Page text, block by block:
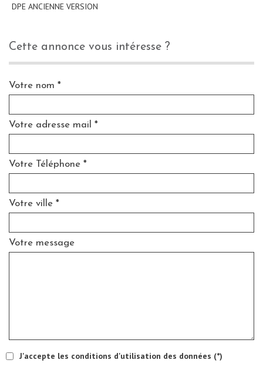
DPE ANCIENNE VERSION
cette annonce vous intéresse ?
Votre nom *
Votre adresse mail *
Votre Téléphone *
Votre ville *
Votre message
J'accepte les conditions d'utilisation des données (*)